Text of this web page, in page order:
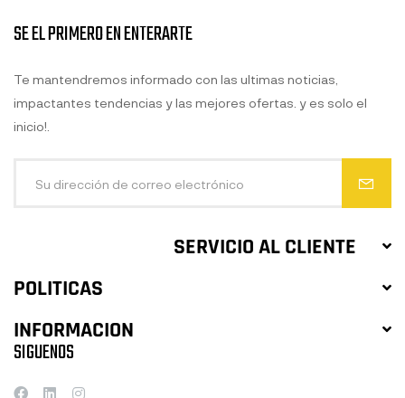
SERVICIO AL CLIENTE
POLITICAS
INFORMACION
SE EL PRIMERO EN ENTERARTE
Te mantendremos informado con las ultimas noticias,
impactantes tendencias y las mejores ofertas. y es solo el
inicio!.
SIGUENOS